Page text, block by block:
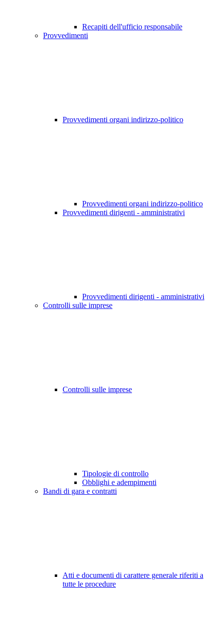
Recapiti dell'ufficio responsabile
Provvedimenti
Provvedimenti organi indirizzo-politico
Provvedimenti organi indirizzo-politico
Provvedimenti dirigenti - amministrativi
Provvedimenti dirigenti - amministrativi
Controlli sulle imprese
Controlli sulle imprese
Tipologie di controllo
Obblighi e adempimenti
Bandi di gara e contratti
Atti e documenti di carattere generale riferiti a
tutte le procedure